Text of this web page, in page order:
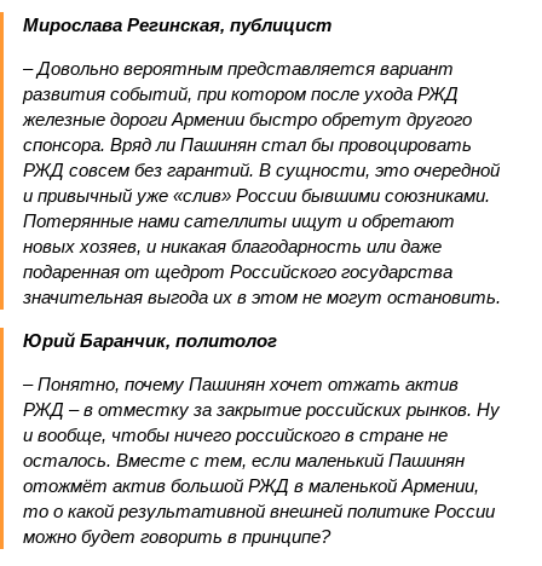
Мирослава Регинская, публицист
– Довольно вероятным представляется вариант
развития событий, при котором после ухода РЖД
железные дороги Армении быстро обретут другого
спонсора. Вряд ли Пашинян стал бы провоцировать
РЖД совсем без гарантий. В сущности, это очередной
и привычный уже «слив» России бывшими союзниками.
Потерянные нами сателлиты ищут и обретают
новых хозяев, и никакая благодарность или даже
подаренная от щедрот Российского государства
значительная выгода их в этом не могут остановить.
Юрий Баранчик, политолог
– Понятно, почему Пашинян хочет отжать актив
РЖД – в отместку за закрытие российских рынков. Ну
и вообще, чтобы ничего российского в стране не
осталось. Вместе с тем, если маленький Пашинян
отожмёт актив большой РЖД в маленькой Армении,
то о какой результативной внешней политике России
можно будет говорить в принципе?